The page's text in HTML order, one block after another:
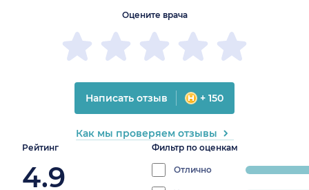
Рейтинг
4.9
Фильтр по оценкам
Отлично
progress:
Оцените врача
Написать отзыв + 150
Как мы проверяем отзывы